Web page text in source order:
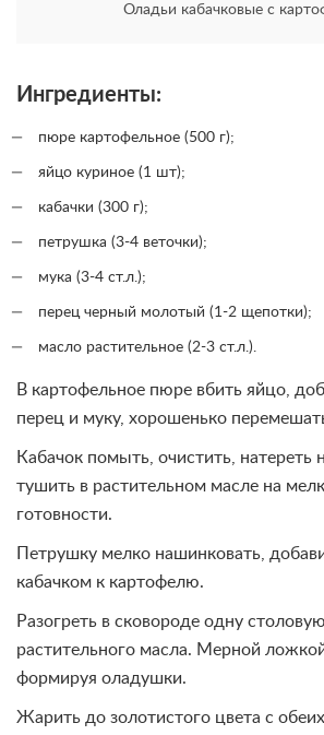
Оладьи кабачковые с
Ингредиенты:
пюре картофельное (500 г);
яйцо куриное (1 шт);
кабачки (300 г);
петрушка (3-4 веточки);
мука (3-4 ст.л.);
перец черный молотый (1-2 щепотки);
масло растительное (2-3 ст.л.).
В картофельное пюре вбить яйцо,
перец и муку, хорошенько
Кабачок помыть, очистить, натереть
тушить в растительном масле на
готовности.
Петрушку мелко нашинковать,
кабачком к картофелю.
Разогреть в сковороде одну
растительного масла. Мерной
формируя оладушки.
Жарить до золотистого цвета с